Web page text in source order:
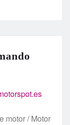
motor / Motor